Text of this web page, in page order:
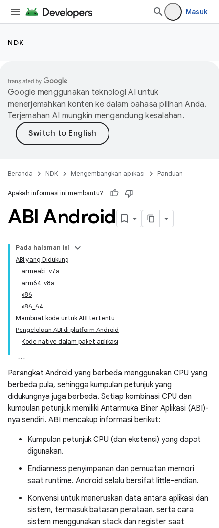
Masuk
NDK
Google menggunakan teknologi AI untuk
menerjemahkan konten ke dalam bahasa pilihan Anda.
Terjemahan AI mungkin mengandung kesalahan.
Beranda NDK Mengembangkan aplikasi Panduan
Apakah informasi ini membantu?
ABI Android
Pada halaman ini
ABI yang Didukung
armeabi-v7a
arm64-v8a
x86
x86_64
Membuat kode untuk ABI tertentu
Pengelolaan ABI di platform Android
Kode native dalam paket aplikasi
Perangkat Android yang berbeda menggunakan CPU yang
berbeda pula, sehingga kumpulan petunjuk yang
didukungnya juga berbeda. Setiap kombinasi CPU dan
kumpulan petunjuk memiliki Antarmuka Biner Aplikasi (ABI)-
nya sendiri. ABI mencakup informasi berikut:
Kumpulan petunjuk CPU (dan ekstensi) yang dapat
digunakan.
Endianness penyimpanan dan pemuatan memori
saat runtime. Android selalu bersifat little-endian.
Konvensi untuk meneruskan data antara aplikasi dan
sistem, termasuk batasan perataan, serta cara
sistem menggunakan stack dan register saat